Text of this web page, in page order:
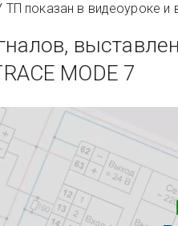
показан в видеоуроке и
MODE 7